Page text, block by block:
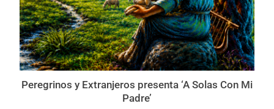
Peregrinos y Extranjeros presenta ‘A Solas Con Mi
Padre’